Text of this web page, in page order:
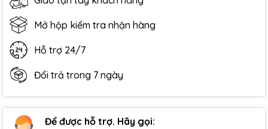
Mở hộp kiểm tra nhận hàng
Hỗ trợ 24/7
Đổi trả trong 7 ngày
Để được hỗ trợ. Hãy gọi: